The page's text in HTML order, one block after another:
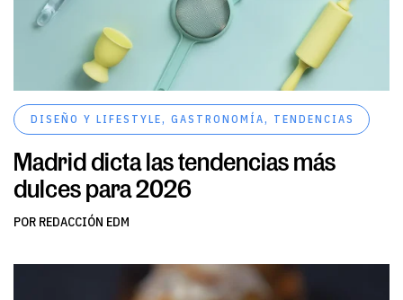
DISEÑO Y LIFESTYLE, GASTRONOMÍA, TENDENCIAS
Madrid dicta las tendencias más
dulces para 2026
POR REDACCIÓN EDM